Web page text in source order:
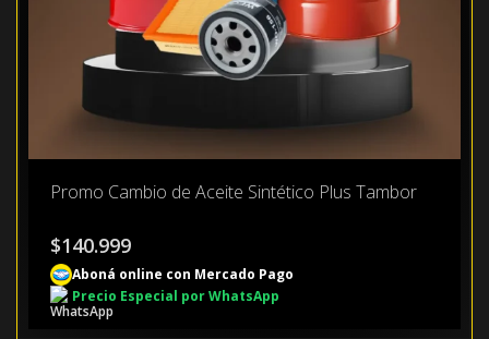
Promo Cambio de Aceite Sintético Plus Tambor
$140.999
Aboná online con Mercado Pago
Precio Especial por WhatsApp